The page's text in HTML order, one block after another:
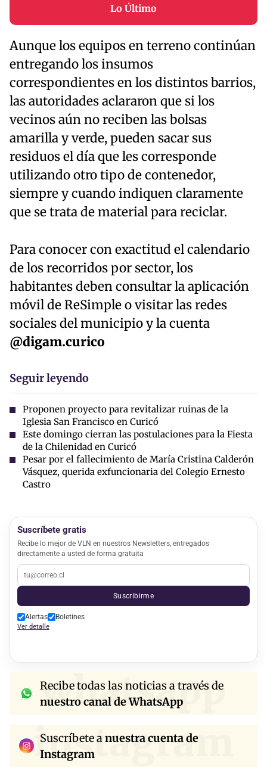
Lo Último
Aunque los equipos en terreno continúan
entregando los insumos
correspondientes en los distintos barrios,
las autoridades aclararon que si los
vecinos aún no reciben las bolsas
amarilla y verde, pueden sacar sus
residuos el día que les corresponde
utilizando otro tipo de contenedor,
siempre y cuando indiquen claramente
que se trata de material para reciclar.
Para conocer con exactitud el calendario
de los recorridos por sector, los
habitantes deben consultar la aplicación
móvil de ReSimple o visitar las redes
sociales del municipio y la cuenta
@digam.curico
Seguir leyendo
Proponen proyecto para revitalizar ruinas de la
Iglesia San Francisco en Curicó
Este domingo cierran las postulaciones para la Fiesta
de la Chilenidad en Curicó
Pesar por el fallecimiento de María Cristina Calderón
Vásquez, querida exfuncionaria del Colegio Ernesto
Castro
Suscríbete gratis
Recibe lo mejor de VLN en nuestros Newsletters, entregados
directamente a usted de forma gratuita
Suscribirme
Alertas Boletines
Ver detalle
whatsapp
Recibe todas las noticias a través de
nuestro canal de WhatsApp
instagram
Suscríbete anuestra cuenta de
Instagram